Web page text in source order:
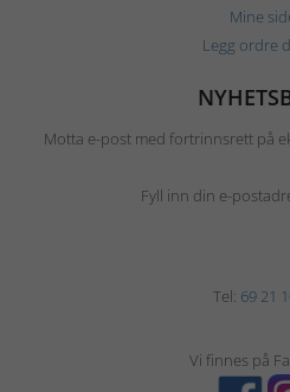
Mine
Legg ordre
Motta e-post med fortrinnsrett på
Fyll inn din e-
Tel: 69 21
Vi finnes på